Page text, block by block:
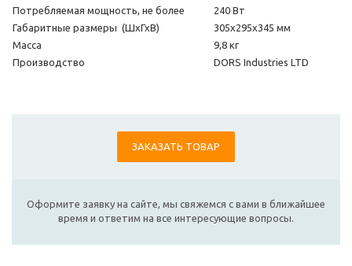
Потребляемая мощность, не более
240 Вт
Габаритные размеры (ШхГхВ)
305х295х345 мм
Масса
9,8 кг
Производство
DORS Industries LTD
ЗАКАЗАТЬ ТОВАР
Оформите заявку на сайте, мы свяжемся с вами в ближайшее
время и ответим на все интересующие вопросы.